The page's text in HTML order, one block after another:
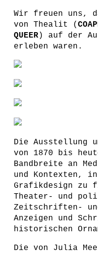
Wir freuen uns,
von Thealit (
QUEER) auf der
erleben waren.
Die Ausstellung
von 1870 bis
Bandbreite an
und Kontexten,
Grafikdesign zu
Theater- und
Zeitschriften-
Anzeigen und
historischen
Die von Julia